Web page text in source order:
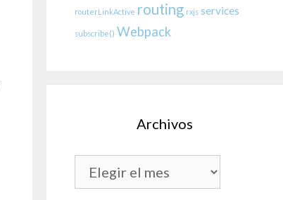
routerLinkActive routing rxjs services
subscribe() Webpack
Archivos